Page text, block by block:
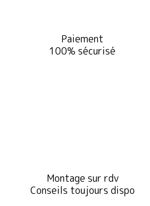
Paiement
100% sécurisé
Montage sur rdv
Conseils toujours dispo